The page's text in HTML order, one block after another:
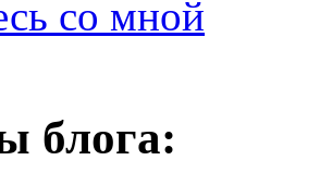
со мной
блога: